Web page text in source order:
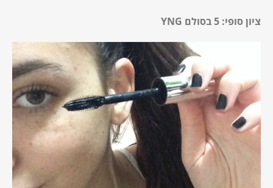
ציון סופי: 5 בסולם YNG